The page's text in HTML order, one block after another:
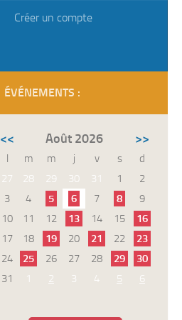
Créer un compte
ÉVÉNEMENTS :
<< Août 2026 >>
l m m j v s
d
27
28 29 30 31 1
2
3
4 5 6 7 8
9
10
11 12 13 14 15
16
17
18 19 20 21 22
23
24
25 26 27 28 29
30
31
1 2 3 4 5 6